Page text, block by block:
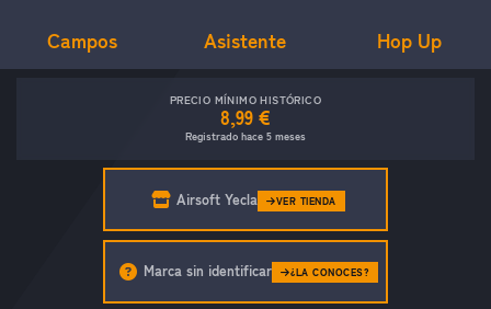
Campos Asistente Hop Up
PRECIO MÍNIMO HISTÓRICO
8,99 €
Registrado hace 5 meses
Airsoft Yecla VER TIENDA
Marca sin identificar ¿LA CONOCES?